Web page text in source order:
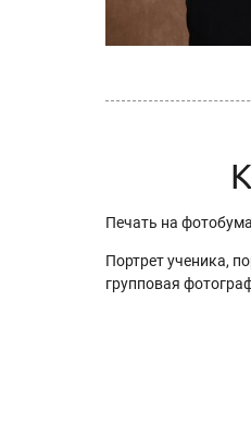
Печать на
Портрет ученика,
групповая